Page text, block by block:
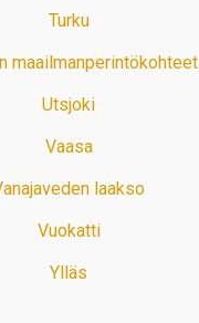
Turku
maailmanperintökohteet
Utsjoki
Vaasa
laakso
Vuokatti
Ylläs